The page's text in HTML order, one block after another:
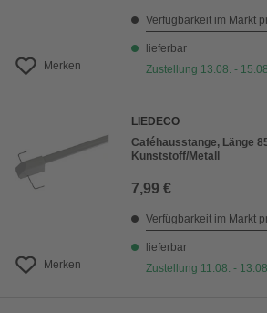
Merken
Verfügbarkeit im Markt
lieferbar
Zustellung 13.08. -
Merken
LIEDECO
Caféhausstange, Länge
Kunststoff/Metall
7,99 €
Verfügbarkeit im Markt
lieferbar
Zustellung 11.08. -